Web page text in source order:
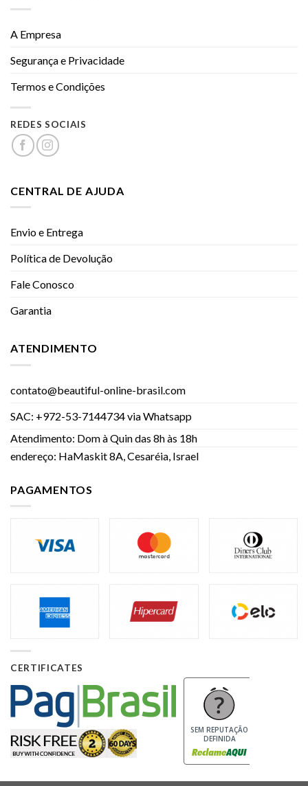
A Empresa
Segurança e Privacidade
Termos e Condições
REDES SOCIAIS
CENTRAL DE AJUDA
Envio e Entrega
Política de Devolução
Fale Conosco
Garantia
ATENDIMENTO
contato@beautiful-online-brasil.com
SAC: +972-53-7144734 via Whatsapp
Atendimento: Dom à Quin das 8h às 18h
endereço: HaMaskit 8A, Cesaréia, Israel
PAGAMENTOS
CERTIFICATES
SEM REPUTAÇÃO
DEFINIDA